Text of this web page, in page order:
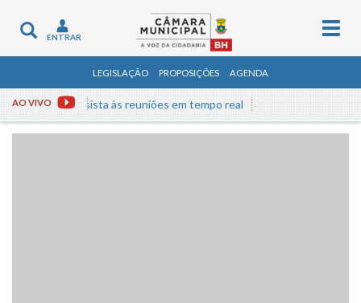
Toggle
navigation
ENTRAR
LEGISLAÇÃO PROPOSIÇÕES AGENDA
AO VIVO Assista às reuniões em tempo real